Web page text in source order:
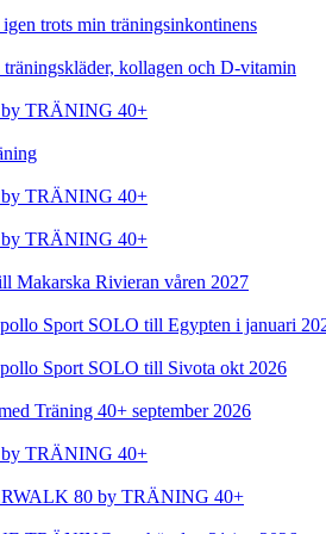
trots min träningsinkontinens
träningskläder, kollagen och D-vitamin
TRÄNING 40+
TRÄNING 40+
TRÄNING 40+
Makarska Rivieran våren 2027
Sport SOLO till Egypten i januari
Sport SOLO till Sivota okt 2026
Träning 40+ september 2026
TRÄNING 40+
80 by TRÄNING 40+